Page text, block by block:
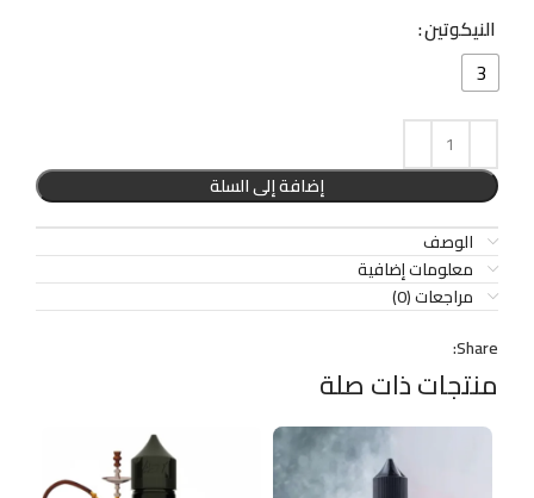
النيكوتين
3
إضافة إلى السلة
الوصف
معلومات إضافية
مراجعات (0)
Share:
منتجات ذات صلة